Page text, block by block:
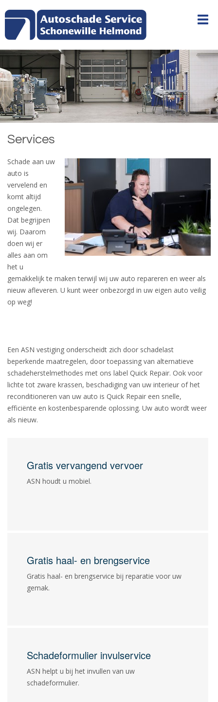
Services
Schade aan uw
auto is
vervelend en
komt altijd
ongelegen.
Dat begrijpen
wij. Daarom
doen wij er
alles aan om
het u
gemakkelijk te maken terwijl wij uw auto repareren en weer als
nieuw afleveren. U kunt weer onbezorgd in uw eigen auto veilig
op weg!
Een ASN vestiging onderscheidt zich door schadelast
beperkende maatregelen, door toepassing van alternatieve
schadeherstelmethodes met ons label Quick Repair. Ook voor
lichte tot zware krassen, beschadiging van uw interieur of het
reconditioneren van uw auto is Quick Repair een snelle,
efficiënte en kostenbesparende oplossing. Uw auto wordt weer
als nieuw.
Gratis vervangend vervoer
ASN houdt u mobiel.
Gratis haal- en brengservice
Gratis haal- en brengservice bij reparatie voor uw
gemak.
Schadeformulier invulservice
ASN helpt u bij het invullen van uw
schadeformulier.